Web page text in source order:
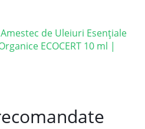
de Uleiuri Esențiale
ECOCERT 10 ml |